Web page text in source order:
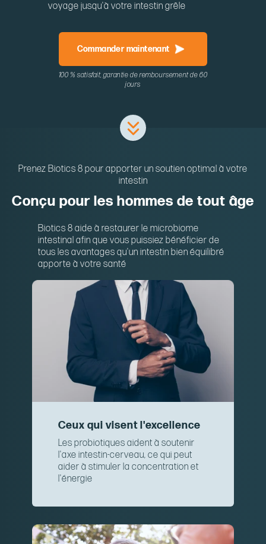
voyage jusqu'à votre intestin grêle
Commander maintenant
100 % satisfait, garantie de remboursement de 60
jours
Prenez Biotics 8 pour apporter un soutien optimal à votre
intestin
Conçu pour les hommes de tout âge
Biotics 8 aide à restaurer le microbiome
intestinal afin que vous puissiez bénéficier de
tous les avantages qu'un intestin bien équilibré
apporte à votre santé
Ceux qui visent l'excellence
Les probiotiques aident à soutenir
l'axe intestin-cerveau, ce qui peut
aider à stimuler la concentration et
l'énergie